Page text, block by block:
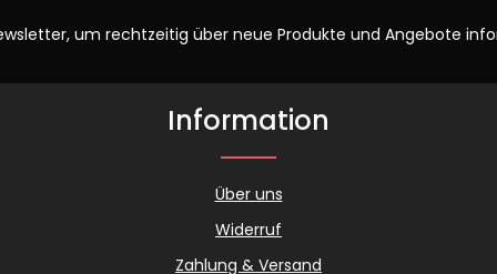
um rechtzeitig über neue Produkte und Angebote
Information
Über uns
Widerruf
Zahlung & Versand